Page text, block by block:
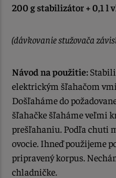
200 g stabilizátor + 0,1 l
(dávkovanie stužovača
Návod na použitie:
elektrickým šľahačom
Došľaháme do
šľahačke šľaháme veľmi
prešľahaniu. Podľa chuti
ovocie. Ihneď použijeme
pripravený korpus.
chladničke.